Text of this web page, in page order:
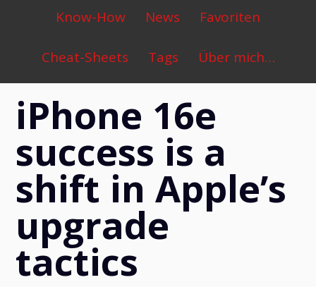
Primary
Menu
Know-How News Favoriten
Cheat-Sheets Tags Über mich…
iPhone 16e
success is a
shift in Apple’s
upgrade
tactics